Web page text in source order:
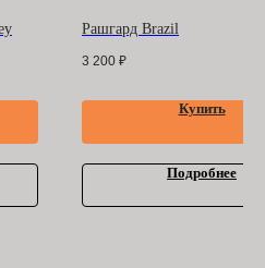
Рашгард Brazil
3 200 ₽
Купить
Подробнее